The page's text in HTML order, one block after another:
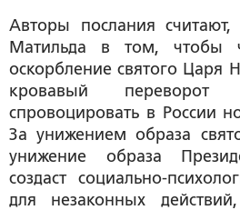
Авторы послания
Матильда в том, чтобы
оскорбление святого Царя
кровавый
спровоцировать в России
За унижением образа
унижение образа
создаст социально-
для незаконных